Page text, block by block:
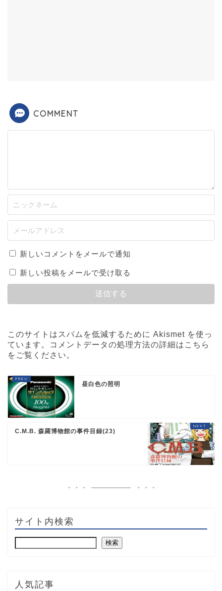
COMMENT
新しいコメントをメールで通知
新しい投稿をメールで受け取る
このサイトはスパムを低減するために Akismet を使っ
ています。
コメントデータの処理方法の詳細はこちら
をご覧ください 。
昼白色の照明
C.M.B. 森羅博物館の事件目録(23)
サイト内検索
検索
人気記事